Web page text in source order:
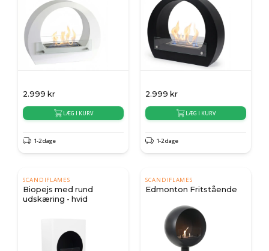
2.999 kr
LÆG I KURV
1-2 dage
2.999 kr
LÆG I KURV
1-2 dage
SCANDIFLAMES
Biopejs med rund
udskæring - hvid
SCANDIFLAMES
Edmonton Fritstående